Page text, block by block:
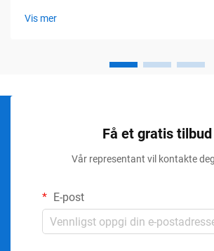
Vis mer
Få et gratis tilbud
Vår representant vil kontakte
E-post